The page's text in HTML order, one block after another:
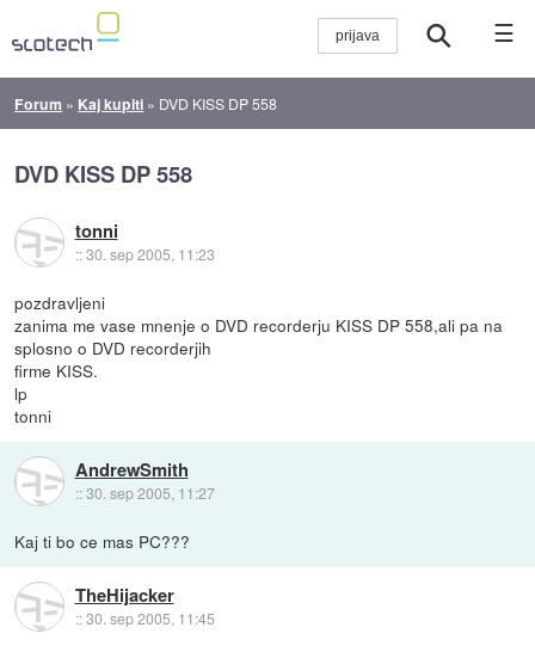
☰
Forum » Kaj kupiti » DVD KISS DP 558
DVD KISS DP 558
tonni
::30. sep 2005, 11:23
pozdravljeni
zanima me vase mnenje o DVD recorderju KISS DP 558,ali pa na
splosno o DVD recorderjih
firme KISS.
lp
tonni
AndrewSmith
::30. sep 2005, 11:27
Kaj ti bo ce mas PC???
TheHijacker
::30. sep 2005, 11:45